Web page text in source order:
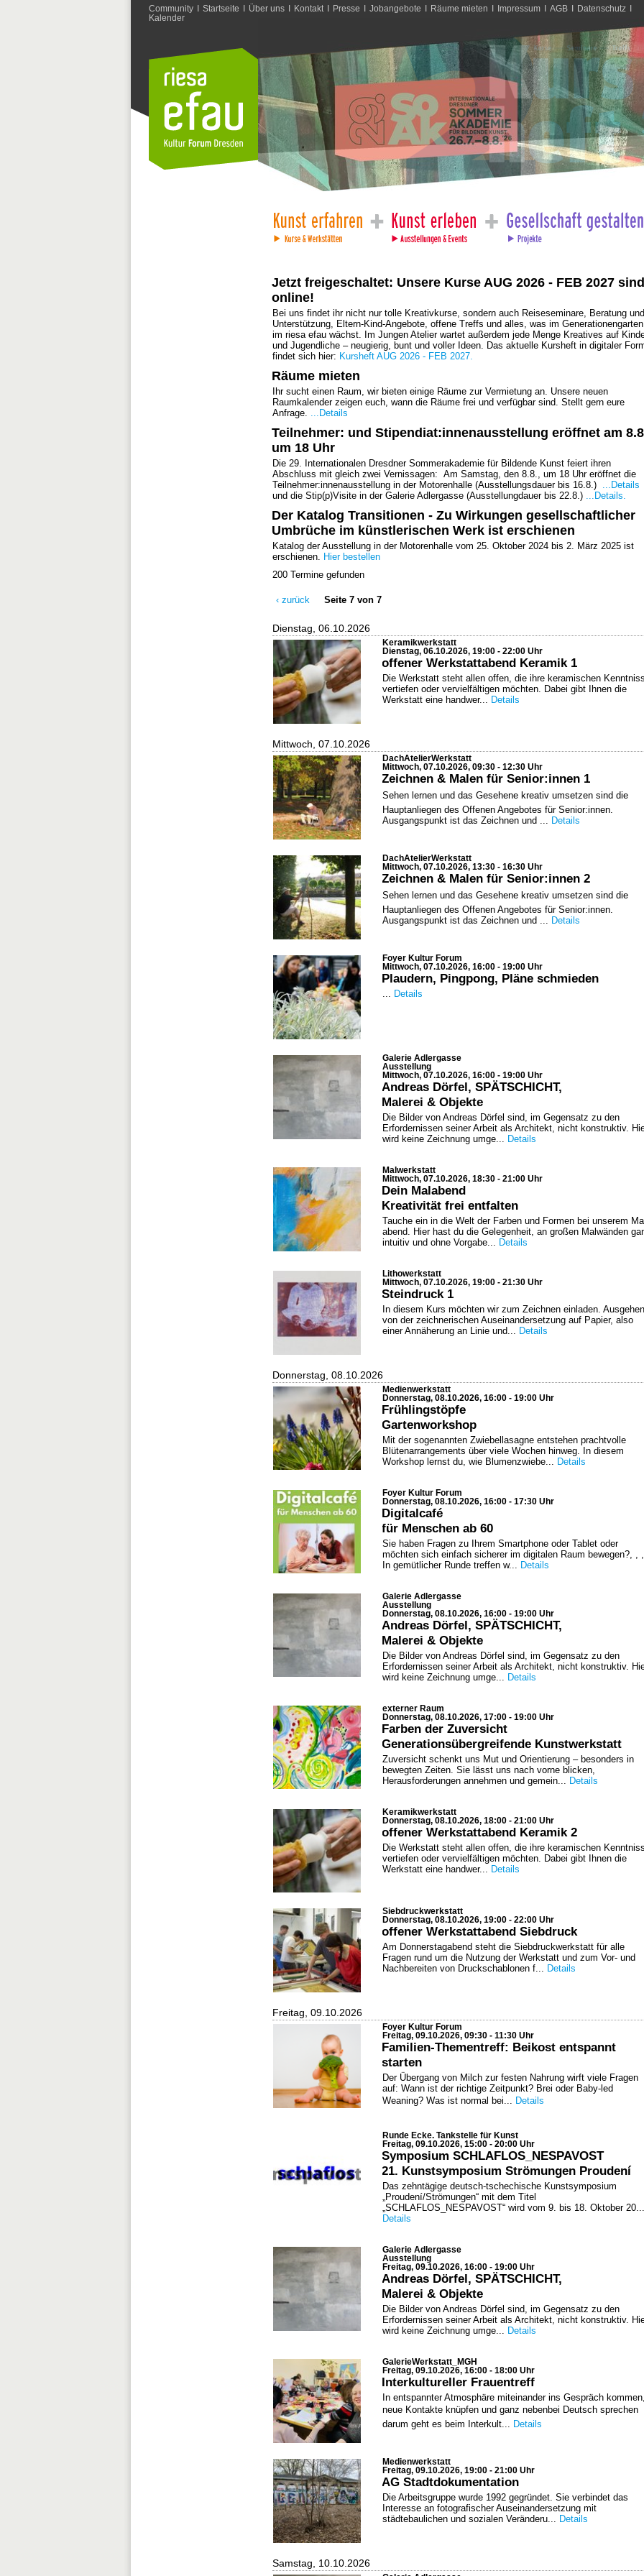
Community I Startseite I Über uns I Kontakt I Presse I Jobangebote I Räume mieten I Impressum I AGB I Datenschutz I
Kalender
Jetzt freigeschaltet: Unsere Kurse AUG 2026 - FEB 2027 sind
online!
Bei uns findet ihr nicht nur tolle Kreativkurse, sondern auch Reiseseminare, Beratung und
Unterstützung, Eltern-Kind-Angebote, offene Treffs und alles, was im Generationengarten
im riesa efau wächst. Im Jungen Atelier wartet außerdem jede Menge Kreatives auf
und Jugendliche – neugierig, bunt und voller Ideen. Das aktuelle Kursheft in digitaler
findet sich hier: Kursheft AUG 2026 - FEB 2027.
Räume mieten
Ihr sucht einen Raum, wir bieten einige Räume zur Vermietung an. Unsere neuen
Raumkalender zeigen euch, wann die Räume frei und verfügbar sind. Stellt gern eure
Anfrage. ...Details
Teilnehmer: und Stipendiat:innenausstellung eröffnet am
um 18 Uhr
Die 29. Internationalen Dresdner Sommerakademie für Bildende Kunst feiert ihren
Abschluss mit gleich zwei Vernissagen: Am Samstag, den 8.8., um 18 Uhr eröffnet die
Teilnehmer:innenausstellung in der Motorenhalle (Ausstellungsdauer bis 16.8.) ...Details
und die Stip(p)Visite in der Galerie Adlergasse (Ausstellungdauer bis 22.8.) ...Details.
Der Katalog Transitionen - Zu Wirkungen gesellschaftlicher
Umbrüche im künstlerischen Werk ist erschienen
Katalog der Ausstellung in der Motorenhalle vom 25. Oktober 2024 bis 2. März 2025 ist
erschienen. Hier bestellen
200 Termine gefunden
‹ zurück Seite 7 von 7
Dienstag, 06.10.2026
Keramikwerkstatt
Dienstag, 06.10.2026, 19:00 - 22:00 Uhr
offener Werkstattabend Keramik 1
Die Werkstatt steht allen offen, die ihre keramischen
vertiefen oder vervielfältigen möchten. Dabei gibt Ihnen die
Werkstatt eine handwer... Details
Mittwoch, 07.10.2026
DachAtelierWerkstatt
Mittwoch, 07.10.2026, 09:30 - 12:30 Uhr
Zeichnen & Malen für Senior:innen 1
Sehen lernen und das Gesehene kreativ umsetzen sind die
Hauptanliegen des Offenen Angebotes für Senior:innen.
Ausgangspunkt ist das Zeichnen und ...
Details
DachAtelierWerkstatt
Mittwoch, 07.10.2026, 13:30 - 16:30 Uhr
Zeichnen & Malen für Senior:innen 2
Sehen lernen und das Gesehene kreativ umsetzen sind die
Hauptanliegen des Offenen Angebotes für Senior:innen.
Ausgangspunkt ist das Zeichnen und ...
Details
Foyer Kultur Forum
Mittwoch, 07.10.2026, 16:00 - 19:00 Uhr
Plaudern, Pingpong, Pläne schmieden
Details
Galerie Adlergasse
Ausstellung
Mittwoch, 07.10.2026, 16:00 - 19:00 Uhr
Andreas Dörfel, SPÄTSCHICHT,
Malerei & Objekte
Die Bilder von Andreas Dörfel sind, im Gegensatz zu den
Erfordernissen seiner Arbeit als Architekt, nicht konstruktiv.
wird keine Zeichnung umge... Details
Malwerkstatt
Mittwoch, 07.10.2026, 18:30 - 21:00 Uhr
Dein Malabend
Kreativität frei entfalten
Tauche ein in die Welt der Farben und Formen bei unserem
abend. Hier hast du die Gelegenheit, an großen Malwänden
intuitiv und ohne Vorgabe... Details
Lithowerkstatt
Mittwoch, 07.10.2026, 19:00 - 21:30 Uhr
Steindruck 1
In diesem Kurs möchten wir zum Zeichnen einladen.
von der zeichnerischen Auseinandersetzung auf Papier, also
einer Annäherung an Linie und... Details
Donnerstag, 08.10.2026
Medienwerkstatt
Donnerstag, 08.10.2026, 16:00 - 19:00 Uhr
Frühlingstöpfe
Gartenworkshop
Mit der sogenannten Zwiebellasagne entstehen prachtvolle
Blütenarrangements über viele Wochen hinweg. In diesem
Workshop lernst du, wie Blumenzwiebe... Details
Foyer Kultur Forum
Donnerstag, 08.10.2026, 16:00 - 17:30 Uhr
Digitalcafé
für Menschen ab 60
Sie haben Fragen zu Ihrem Smartphone oder Tablet oder
möchten sich einfach sicherer im digitalen Raum bewegen?, , ,
In gemütlicher Runde treffen w... Details
Galerie Adlergasse
Ausstellung
Donnerstag, 08.10.2026, 16:00 - 19:00 Uhr
Andreas Dörfel, SPÄTSCHICHT,
Malerei & Objekte
Die Bilder von Andreas Dörfel sind, im Gegensatz zu den
Erfordernissen seiner Arbeit als Architekt, nicht konstruktiv.
wird keine Zeichnung umge... Details
externer Raum
Donnerstag, 08.10.2026, 17:00 - 19:00 Uhr
Farben der Zuversicht
Generationsübergreifende Kunstwerkstatt
Zuversicht schenkt uns Mut und Orientierung – besonders in
bewegten Zeiten. Sie lässt uns nach vorne blicken,
Herausforderungen annehmen und gemein... Details
Keramikwerkstatt
Donnerstag, 08.10.2026, 18:00 - 21:00 Uhr
offener Werkstattabend Keramik 2
Die Werkstatt steht allen offen, die ihre keramischen
vertiefen oder vervielfältigen möchten. Dabei gibt Ihnen die
Werkstatt eine handwer... Details
Siebdruckwerkstatt
Donnerstag, 08.10.2026, 19:00 - 22:00 Uhr
offener Werkstattabend Siebdruck
Am Donnerstagabend steht die Siebdruckwerkstatt für alle
Fragen rund um die Nutzung der Werkstatt und zum Vor- und
Nachbereiten von Druckschablonen f... Details
Freitag, 09.10.2026
Foyer Kultur Forum
Freitag, 09.10.2026, 09:30 - 11:30 Uhr
Familien-Thementreff: Beikost entspannt
starten
Der Übergang von Milch zur festen Nahrung wirft viele Fragen
auf: Wann ist der richtige Zeitpunkt? Brei oder Baby-led
Weaning? Was ist normal bei... Details
Runde Ecke. Tankstelle für Kunst
Freitag, 09.10.2026, 15:00 - 20:00 Uhr
Symposium SCHLAFLOS_NESPAVOST
21. Kunstsymposium Strömungen Proudení
Das zehntägige deutsch-tschechische Kunstsymposium
„Proudení/Strömungen“ mit dem Titel
„SCHLAFLOS_NESPAVOST“ wird vom 9. bis 18. Oktober 20...
Details
Galerie Adlergasse
Ausstellung
Freitag, 09.10.2026, 16:00 - 19:00 Uhr
Andreas Dörfel, SPÄTSCHICHT,
Malerei & Objekte
Die Bilder von Andreas Dörfel sind, im Gegensatz zu den
Erfordernissen seiner Arbeit als Architekt, nicht konstruktiv.
wird keine Zeichnung umge... Details
GalerieWerkstatt_MGH
Freitag, 09.10.2026, 16:00 - 18:00 Uhr
Interkultureller Frauentreff
In entspannter Atmosphäre miteinander ins Gespräch
neue Kontakte knüpfen und ganz nebenbei Deutsch sprechen 
darum geht es beim Interkult... Details
Medienwerkstatt
Freitag, 09.10.2026, 19:00 - 21:00 Uhr
AG Stadtdokumentation
Die Arbeitsgruppe wurde 1992 gegründet. Sie verbindet das
Interesse an fotografischer Auseinandersetzung mit
städtebaulichen und sozialen Veränderu... Details
Samstag, 10.10.2026